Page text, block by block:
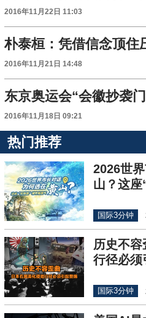
2016年11月22日 11:03
2016年11月21日 14:48
2016年11月18日 09:21
热门推荐
2026世
山？这座
国际3分钟
历史不
行径必须
国际3分钟